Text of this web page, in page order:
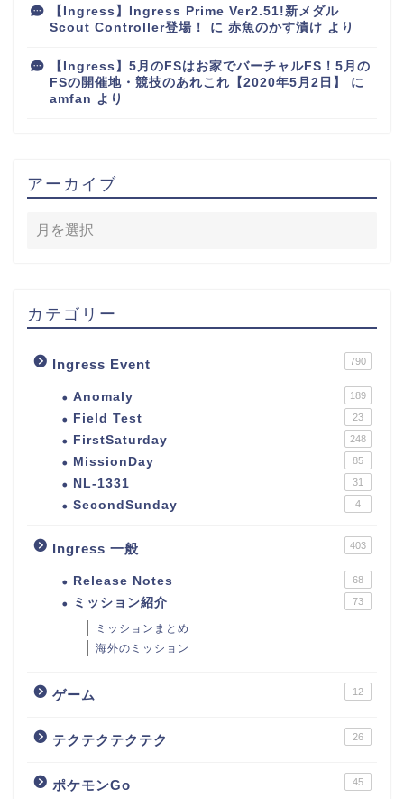
【Ingress】Ingress Prime Ver2.51!新メダル
Scout Controller登場！
に 赤魚のかす漬け より
【Ingress】5月のFSはお家でバーチャルFS！5月の
FSの開催地・競技のあれこれ【2020年5月2日】
に
amfan より
アーカイブ
カテゴリー
Ingress Event 790
Anomaly 189
Field Test 23
FirstSaturday 248
MissionDay 85
NL-1331 31
SecondSunday 4
Ingress 一般 403
Release Notes 68
ミッション紹介 73
ミッションまとめ
海外のミッション
ゲーム 12
テクテクテクテク 26
ポケモンGo 45